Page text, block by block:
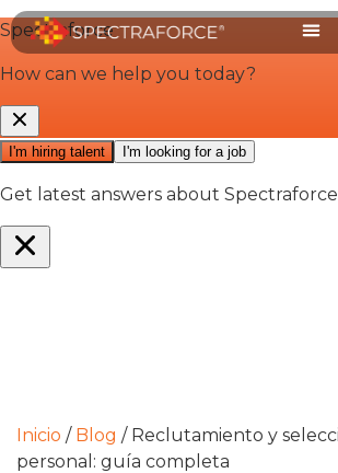
Inicio / Blog / Reclutamiento y
personal: guía completa